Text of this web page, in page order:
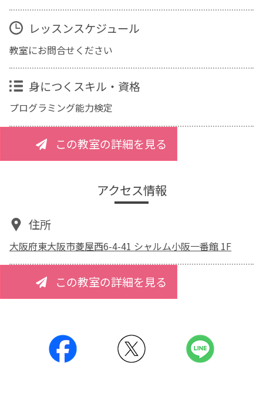
レッスンスケジュール
教室にお問合せください
身につくスキル・資格
プログラミング能力検定
この教室の詳細を見る
アクセス情報
住所
大阪府東大阪市菱屋西6-4-41 シャルム小阪一番館 1F
この教室の詳細を見る